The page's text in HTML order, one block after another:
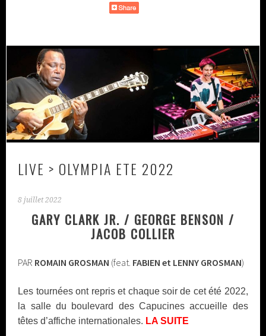
LIVE > OLYMPIA ETE 2022
8 juillet 2022
GARY CLARK JR. / GEORGE BENSON /
JACOB COLLIER
PAR ROMAIN GROSMAN (feat. FABIEN et LENNY GROSMAN)
Les tournées ont repris et chaque soir de cet été 2022,
la salle du boulevard des Capucines accueille des
têtes d’affiche internationales. LA SUITE